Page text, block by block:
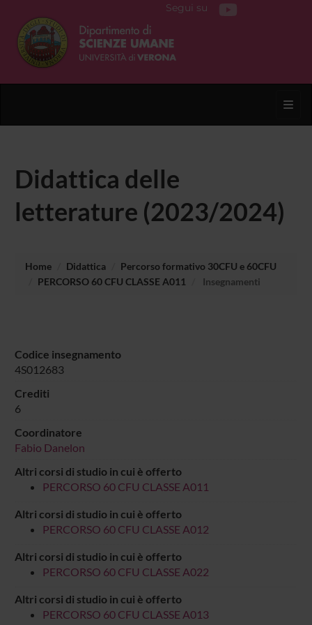
Segui su
Didattica delle
letterature (2023/2024)
Home Didattica
Percorso formativo 30CFU e 60CFU
PERCORSO 60 CFU CLASSE A011
Insegnamenti
Codice insegnamento
4S012683
Crediti
6
Coordinatore
Fabio Danelon
Altri corsi di studio in cui è offerto
PERCORSO 60 CFU CLASSE A011
Altri corsi di studio in cui è offerto
PERCORSO 60 CFU CLASSE A012
Altri corsi di studio in cui è offerto
PERCORSO 60 CFU CLASSE A022
Altri corsi di studio in cui è offerto
PERCORSO 60 CFU CLASSE A013